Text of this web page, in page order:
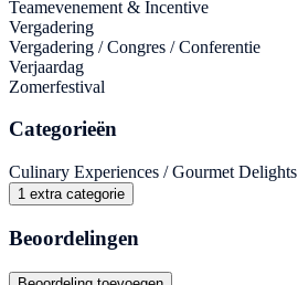
Teamevenement & Incentive
Vergadering
Vergadering / Congres / Conferentie
Verjaardag
Zomerfestival
Categorieën
Culinary Experiences / Gourmet Delights
1 extra categorie
Beoordelingen